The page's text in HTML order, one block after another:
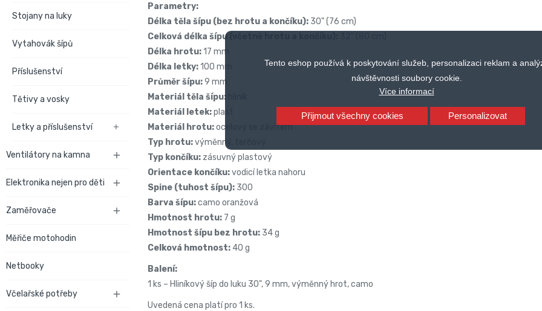
Tento eshop používá k poskytování služeb, personalizaci reklam a
návštěvnosti soubory cookie.
Více informací
Přijmout všechny cookies Personalizovat
Stojany na luky
Vytahovák šípů
Příslušenství
Tětivy a vosky
Letky a příslušenství 
Ventilátory na kamna 
Elektronika nejen pro děti 
Zaměřovače 
Měřiče motohodin
Netbooky
Včelařské potřeby 
Parametry:
Délka těla šípu (bez hrotu a končíku): 30" (76 cm)
Celková délka šípu (včetně hrotu a končíku):
Délka hrotu:17 mm
Délka letky:100 mm
Průměr šípu:9 mm
Materiál těla šípu:
Materiál letek:plast
Materiál hrotu:ocelový se závitem
Typ hrotu:výměnný, terčový
Typ končíku: zásuvný plastový
Orientace končíku:vodicí letka nahoru
Spine (tuhost šípu): 300
Barva šípu:camo oranžová
Hmotnost hrotu: 7 g
Hmotnost šípu bez hrotu: 34 g
Celková hmotnost: 40 g
Balení:
1 ks – Hliníkový šíp do luku 30", 9 mm, výměnný hrot, camo
Uvedená cena platí pro 1 ks.